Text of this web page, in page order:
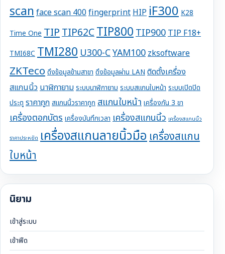
scanface scan 400fingerprintHIPiF300 K28
Time One TIPTIP62CTIP800TIP900TIP F18+
TMI68C TMI280U300-CYAM100zksoftware
ZKTeco ดึงข้อมูลข้ามสาขา ดึงข้อมูลผ่าน LAN ติดตั้งเครื่อง
สแกนนิ้วนาฬิกายาม ระบบนาฬิกายาม ระบบสแกนใบหน้า ระบบเปิดปิด
ประตู ราคาถูก สแกนนิ้วราคาถูก สแกนใบหน้า เครื่องกัน 3 ขา
เครื่องตอกบัตร เครื่องบันทึกเวลา เครื่องสแกนนิ้ว เครื่องสแกนนิ้ว
ราคาประหยัด เครื่องสแกนลายนิ้วมือเครื่องสแกน
ใบหน้า
นิยาม
เข้าสู่ระบบ
เข้าฟีด